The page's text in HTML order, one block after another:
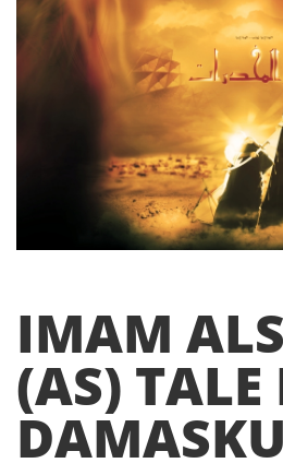
IMAM
(AS) TALE